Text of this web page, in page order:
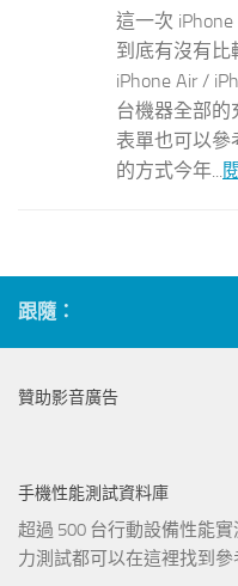
這一次
到底有沒有比
iPhone Air /
台機器全部的
表單也可以參
的方式今年...
跟隨：
贊助影音廣告
手機性能測試資料庫
超過 500 台行動設備性能
力測試都可以在這裡找到參